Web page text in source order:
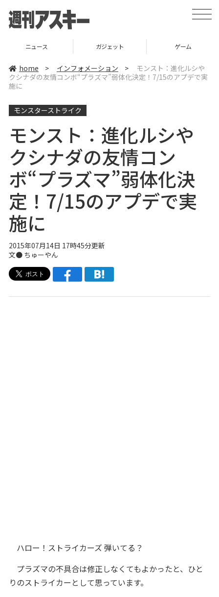
t
o
v
i
ニュース ガジェット ゲーム
home > インフォメーション >
モンスト：進化ルシや
クシナダの友情コンボ“プラズマ”弱体化決定！7/15のアプデで実
施に
モンスターストライク
モンスト：進化ルシや
クシナダの友情コン
ボ“プラズマ”弱体化決
定！7/15のアプデで実
施に
2015年07月14日 17時45分更新
文● ちゅーやん
ハロー！ストライカーズ 弾いてる？
プラズマの不具合は修正しなくてもよかったと、ひと
りのストライカーとして思っています。